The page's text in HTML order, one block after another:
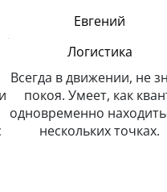
Евгений
Логистика
Всегда в движении, не
покоя. Умеет, как
одновременно
нескольких точках.